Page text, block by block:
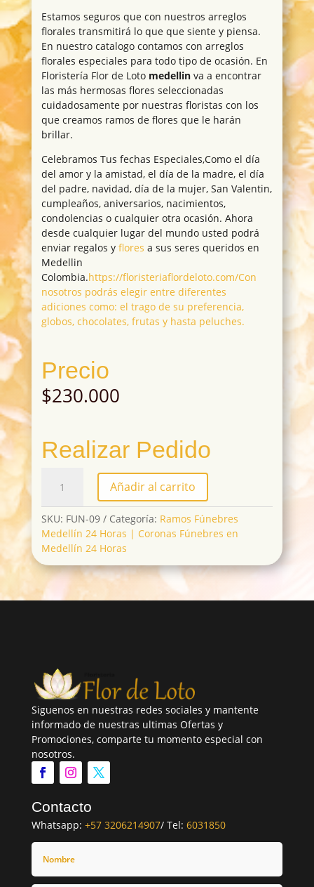
Estamos seguros que con nuestros arreglos
florales transmitirá lo que que siente y piensa.
En nuestro catalogo contamos con arreglos
florales especiales para todo tipo de ocasión. En
Floristería Flor de Loto medellinva a encontrar
las más hermosas flores seleccionadas
cuidadosamente por nuestras floristas con los
que creamos ramos de flores que le harán
brillar.
Celebramos Tus fechas Especiales,Como el día
del amor y la amistad, el día de la madre, el día
del padre, navidad, día de la mujer, San Valentin,
cumpleaños, aniversarios, nacimientos,
condolencias o cualquier otra ocasión. Ahora
desde cualquier lugar del mundo usted podrá
enviar regalos y flores a sus seres queridos en
Medellin
Colombia.https://floristeriaflordeloto.com/Con
nosotros podrás elegir entre diferentes
adiciones como: el trago de su preferencia,
globos, chocolates, frutas y hasta peluches.
Precio
$230.000
Realizar Pedido
cantidad
Añadir al carrito
SKU: FUN-09 Categoría: Ramos Fúnebres
Medellín 24 Horas | Coronas Fúnebres en
Medellín 24 Horas
Siguenos en nuestras redes sociales y mantente
informado de nuestras ultimas Ofertas y
Promociones, comparte tu momento especial con
nosotros.
Contacto
Whatsapp: +57 3206214907/ Tel: 6031850